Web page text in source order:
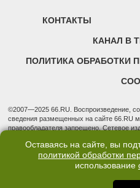
КОНТАКТЫ
КАНАЛ В
ПОЛИТИКА ОБРАБОТКИ
©2007—2025 66.RU. Воспроизведение,
сведения размещенных на сайте 66.RU
правообладателя запрещено. Сетевое
надзору в сфере связи,
(Роскомнадзор). Регистрационный
Учредитель: Общество с ограниченной
3, оф. 7015 Фактический адрес редакции
Оставаясь на сайте, вы
политикой обработки
использование